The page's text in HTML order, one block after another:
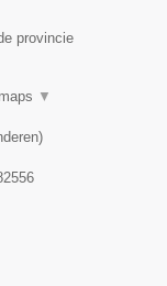
provincie
▼
)